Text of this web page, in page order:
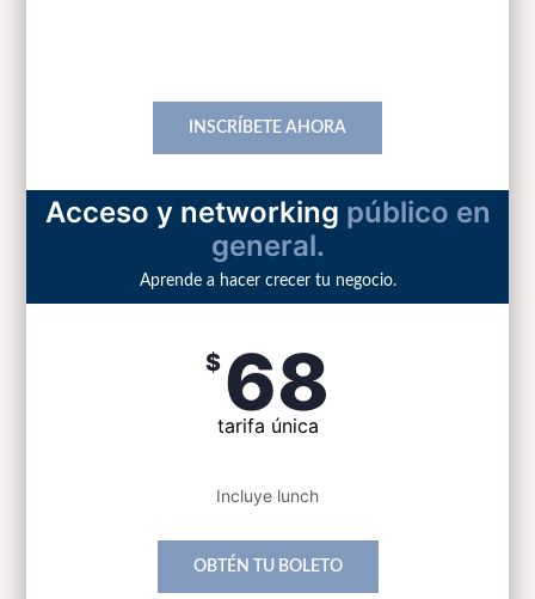
INSCRÍBETE AHORA
Acceso y networking público en
general.
Aprende a hacer crecer tu negocio.
$ 68
tarifa única
Incluye lunch
OBTÉN TU BOLETO